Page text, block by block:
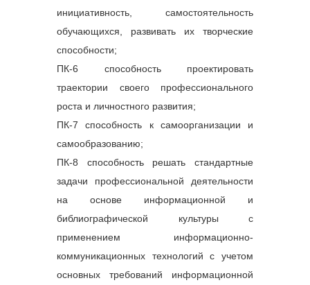
инициативность, самостоятельность
обучающихся, развивать их творческие
способности;
ПК-6 способность проектировать
траектории своего профессионального
роста и личностного развития;
ПК-7 способность к самоорганизации и
самообразованию;
ПК-8 способность решать стандартные
задачи профессиональной деятельности
на основе информационной и
библиографической культуры с
применением информационно-
коммуникационных технологий с учетом
основных требований информационной